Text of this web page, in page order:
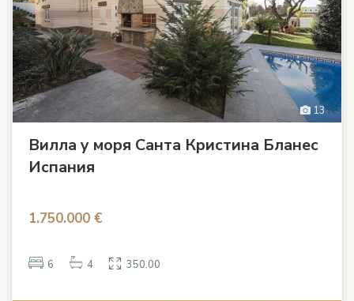
13
Вилла у моря Санта Кристина Бланес
Испания
1.750.000 €
6 4 350.00